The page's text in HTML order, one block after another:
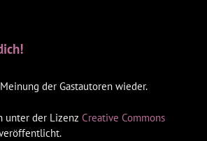
der Gastautoren wieder.
unter der Lizenz Creative Commons